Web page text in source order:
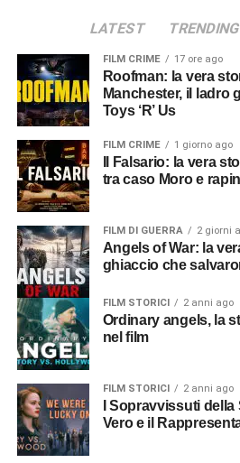
LATEST TRENDING
FILM CRIME 17 ore ago
Roofman: la vera storia di Jeffrey
Manchester, il ladro
Toys ‘R’ Us
FILM CRIME 1 giorno ago
tra caso Moro e
FILM DI GUERRA 2 giorni
Angels of War: la vera storia dei velisti sul
ghiaccio che
FILM STORICI 2 anni ago
Ordinary angels, la storia vera e gli errori
nel film
FILM STORICI 2 anni ago
Vero e il